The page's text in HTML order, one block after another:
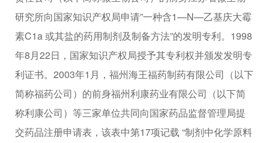
研究所向国家知识产权局申请”一种含1—N—乙基庆大霉
素C1a 或其盐的药用制剂及制备方法”的发明专利。1998
年8月22日，国家知识产权局授予其专利权并颁发发明专
利证书。2003年1月，福州海王福药制药有限公司（以下
简称福药公司）的前身福州利康药业有限公司（以下简
称利康公司）等三家单位共同向国家药品监督管理局提
交药品注册申请表，该表中第17项记载 “制剂中化学原料